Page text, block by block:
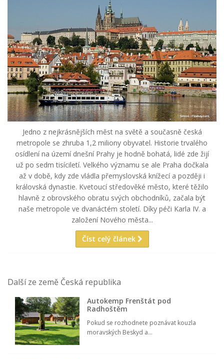
Jedno z nejkrásnějších měst na světě a současně česká
metropole se zhruba 1,2 miliony obyvatel. Historie trvalého
osídlení na území dnešní Prahy je hodně bohatá, lidé zde žijí
už po sedm tisíciletí. Velkého významu se ale Praha dočkala
až v době, kdy zde vládla přemyslovská knížecí a později i
královská dynastie. Kvetoucí středověké město, které těžilo
hlavně z obrovského obratu svých obchodníků, začala být
naše metropole ve dvanáctém století. Díky péči Karla IV. a
založení Nového města...
Číst celý článek
Další ze země Česká republika
Autokemp Frenštát pod
Radhoštěm
Pokud se rozhodnete poznávat kouzla
moravských Beskyd a...